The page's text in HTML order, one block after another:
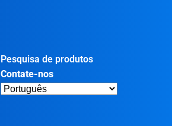
Pesquisa de produtos
Contate-nos